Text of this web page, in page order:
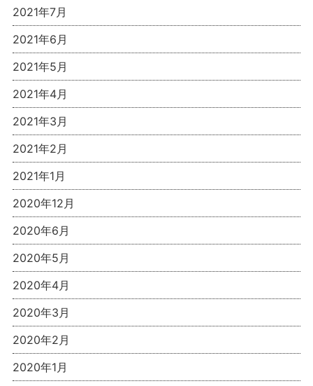
2021年7月
2021年6月
2021年5月
2021年4月
2021年3月
2021年2月
2021年1月
2020年12月
2020年6月
2020年5月
2020年4月
2020年3月
2020年2月
2020年1月